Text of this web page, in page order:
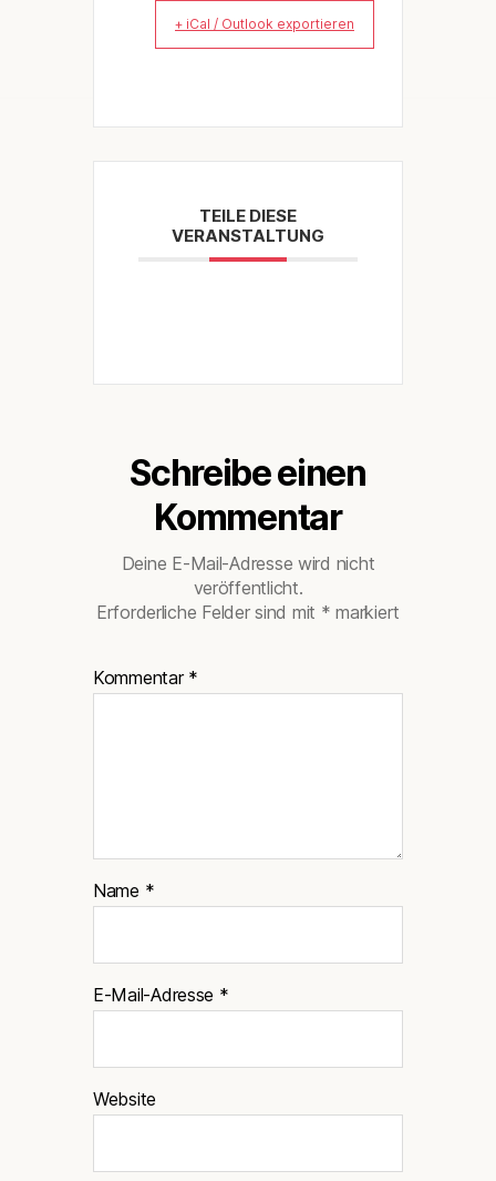
+ iCal / Outlook exportieren
TEILE DIESE
VERANSTALTUNG
Schreibe einen
Kommentar
Deine E-Mail-Adresse wird nicht
veröffentlicht.
Erforderliche Felder sind mit * markiert
Kommentar *
Name *
E-Mail-Adresse *
Website